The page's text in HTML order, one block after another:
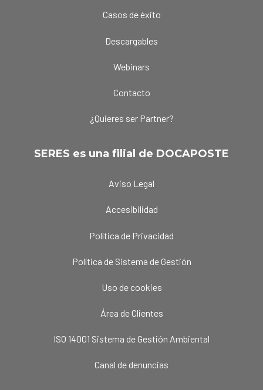
Casos de éxito
Descargables
Webinars
Contacto
¿Quieres ser Partner?
SERES es una filial de DOCAPOSTE
Aviso Legal
Accesibilidad
Política de Privacidad
Política de Sistema de Gestión
Uso de cookies
Área de Clientes
ISO 14001 Sistema de Gestión Ambiental
Canal de denuncias